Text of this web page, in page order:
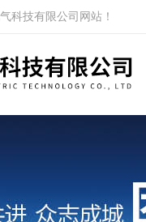
科技有限公司网站！